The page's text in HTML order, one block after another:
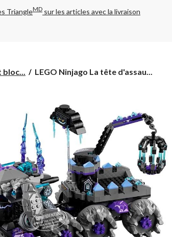
TriangleMD sur les articles avec la livraison
LEGO
d'assaut
Jestro,
840
pièces
LEGO Ninjago La tête d'assau...